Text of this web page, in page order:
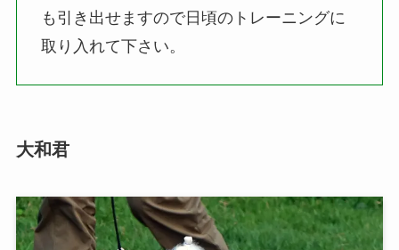
も引き出せますので日頃のトレーニングに
取り入れて下さい。
大和君